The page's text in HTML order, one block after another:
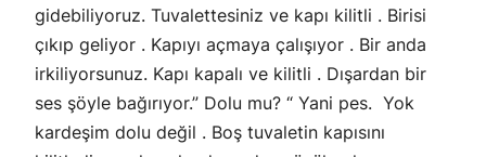
gidebiliyoruz. Tuvalettesiniz ve kapı kilitli . Birisi
çıkıp geliyor . Kapıyı açmaya çalışıyor . Bir anda
irkiliyorsunuz. Kapı kapalı ve kilitli . Dışardan bir
ses şöyle bağırıyor.” Dolu mu? “ Yani pes. Yok
kardeşim dolu değil . Boş tuvaletin kapısını